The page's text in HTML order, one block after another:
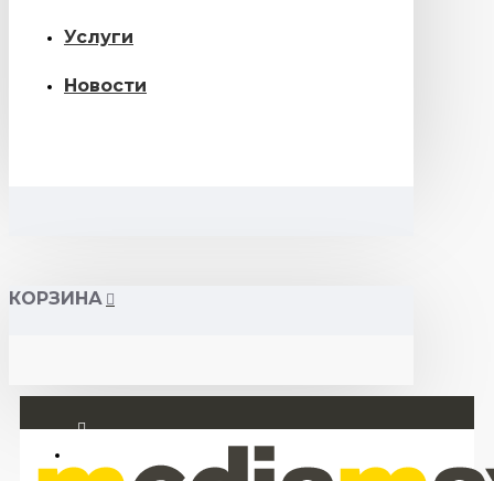
Услуги
Новости
КОРЗИНА